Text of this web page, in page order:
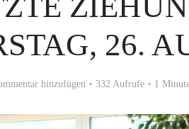
26.
hinzufügen 332 Aufrufe 1